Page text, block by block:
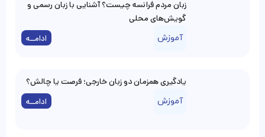
زبان مردم فرانسه چیست؟ آشنایی با زبان رسمی و
گویش‌های محلی
آموزش ادامــه
یادگیری همزمان دو زبان خارجی؛ فرصت یا چالش؟
آموزش ادامــه